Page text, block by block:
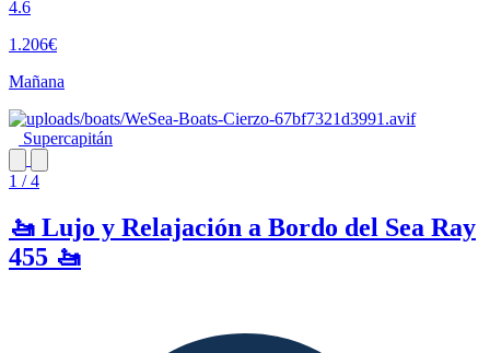
4.6
1.206€
Mañana
Supercapitán
1 / 4
🚤 Lujo y Relajación a Bordo del Sea Ray
455 🚤